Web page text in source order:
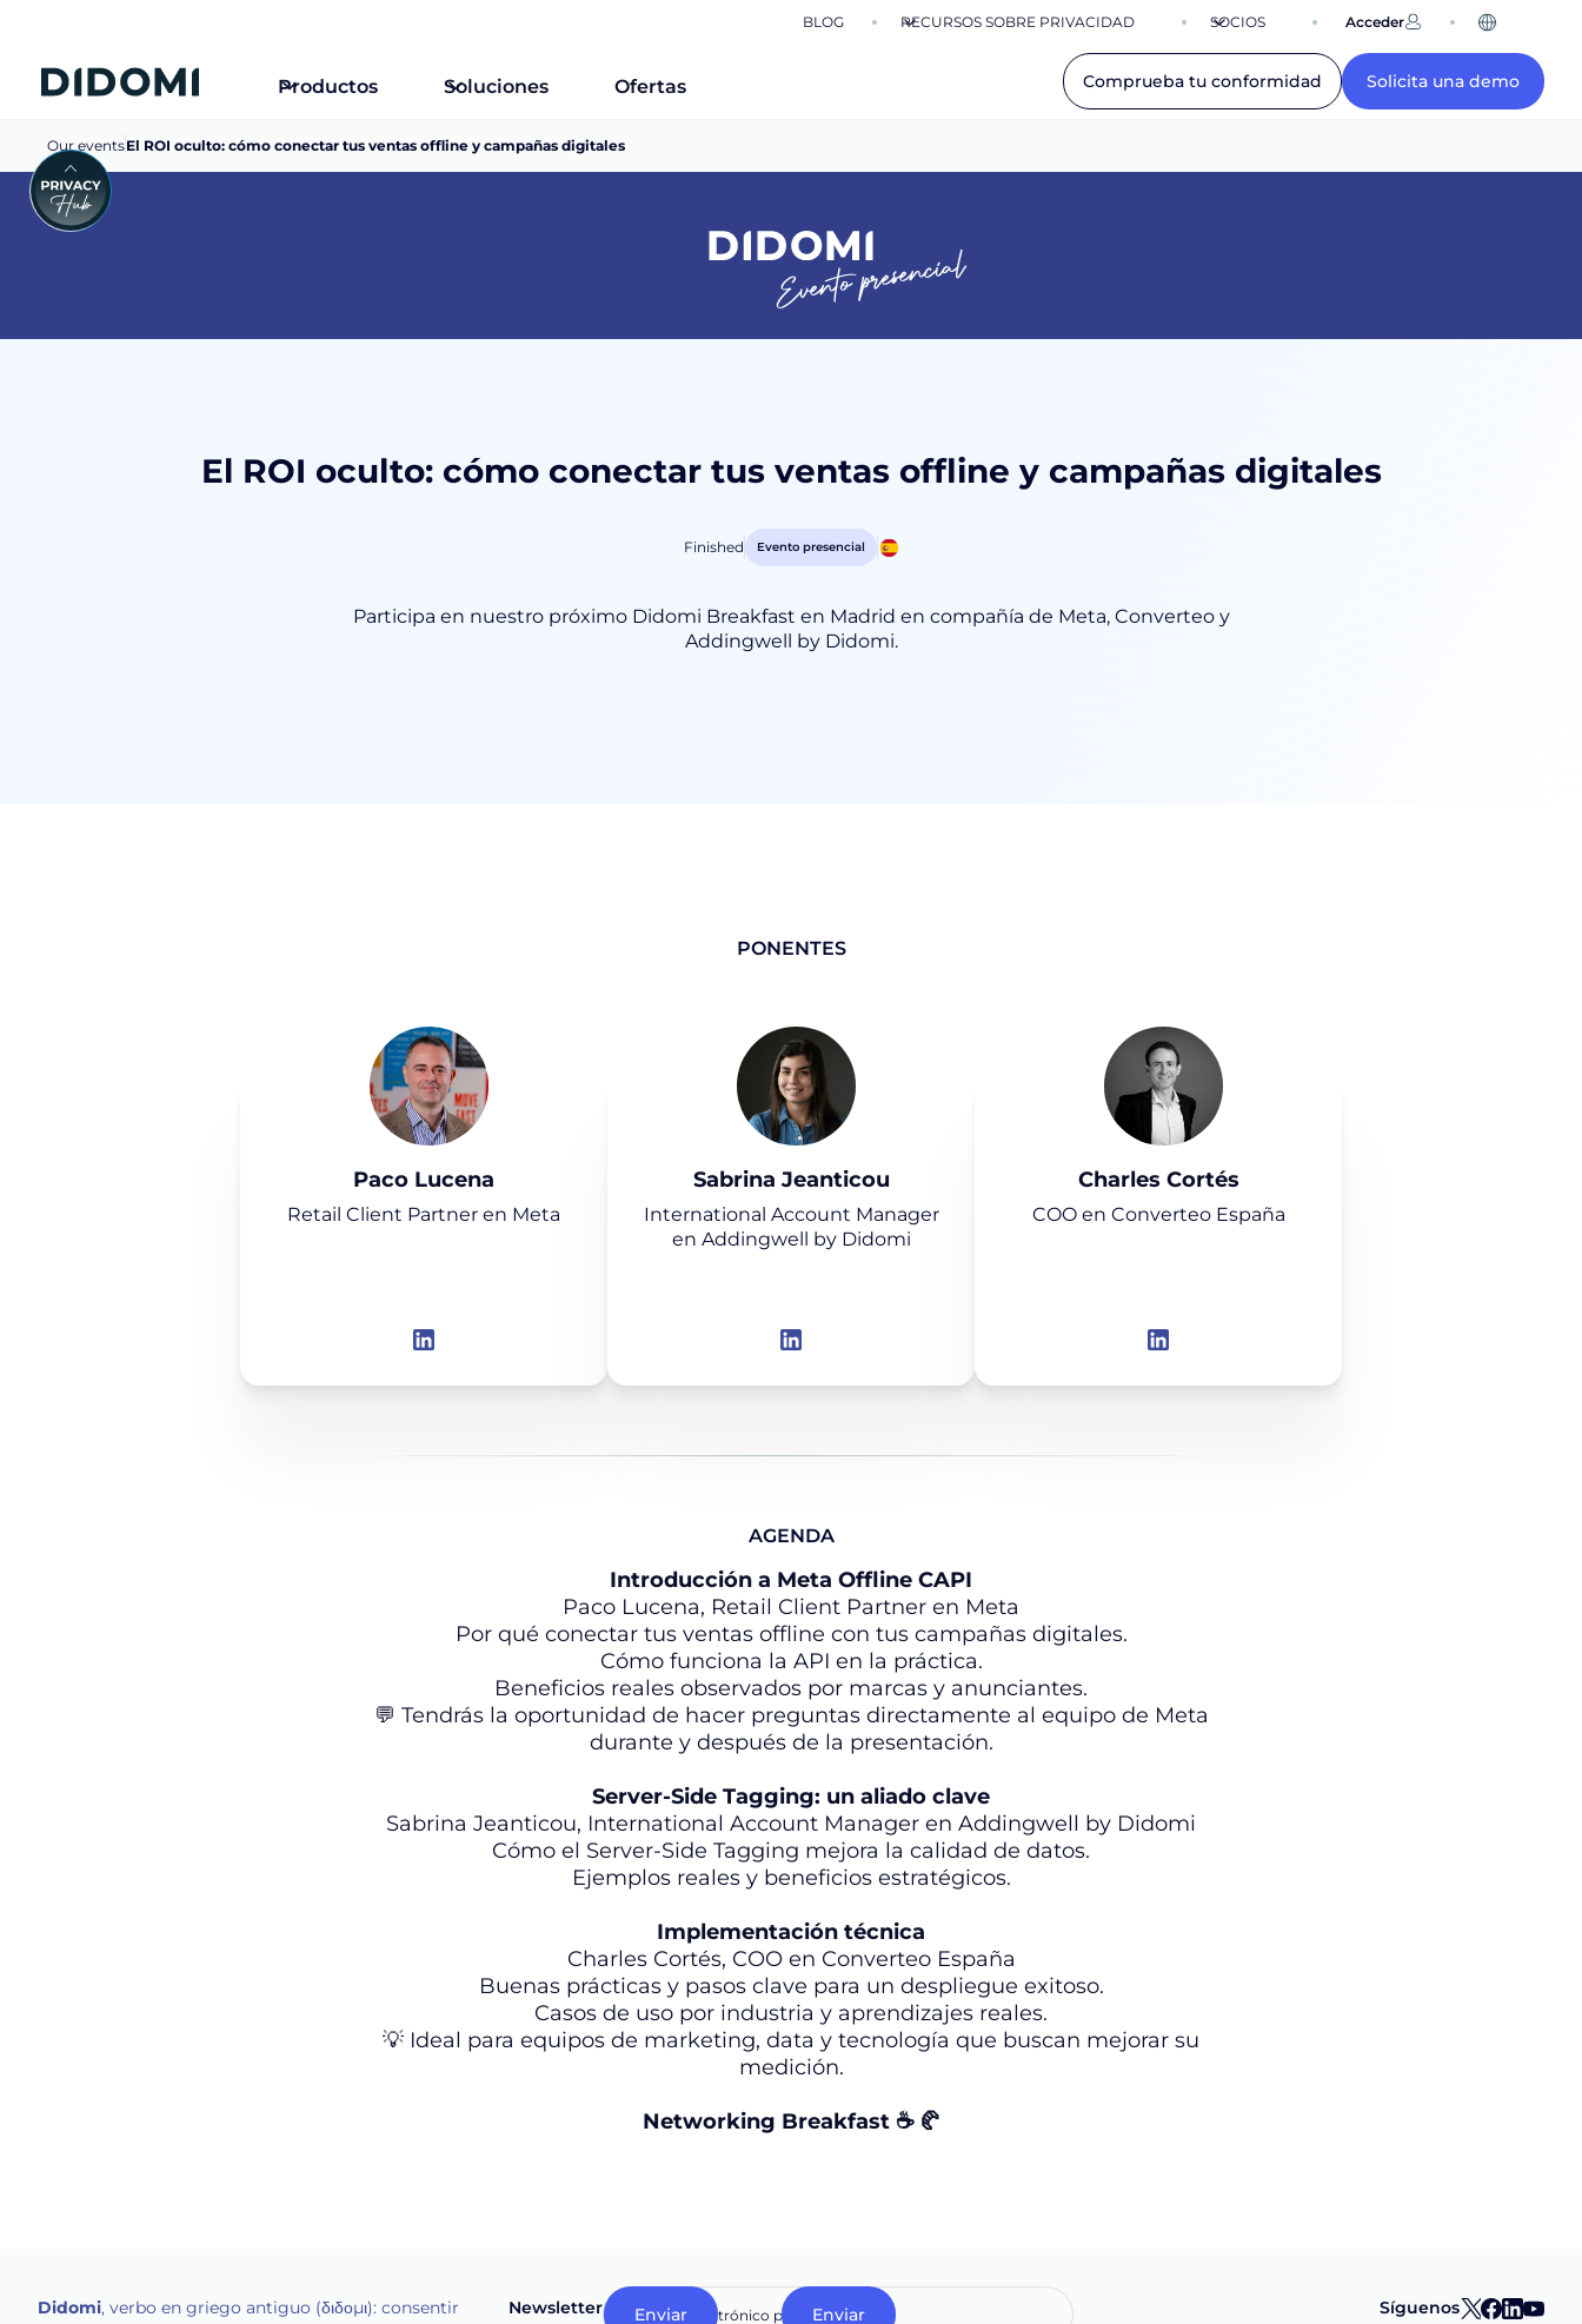
BLOG RECURSOS SOBRE PRIVACIDAD SOCIOS Acceder ES
Productos Soluciones Ofertas Comprueba tu conformidad Solicita una demo
Our eventsEl ROI oculto: cómo conectar tus ventas offline y campañas digitales
Evento presencial
El ROI oculto: cómo conectar tus ventas offline y campañas digitales
Finished Evento presencial
Participa en nuestro próximo Didomi Breakfast en Madrid en compañía de Meta, Converteo y
Addingwell by Didomi.
PONENTES
Paco Lucena
Retail Client Partner en Meta
Sabrina Jeanticou
International Account Manager
en Addingwell by Didomi
Charles Cortés
COO en Converteo España
AGENDA
Introducción a Meta Offline CAPI
Paco Lucena, Retail Client Partner en Meta
Por qué conectar tus ventas offline con tus campañas digitales.
Cómo funciona la API en la práctica.
Beneficios reales observados por marcas y anunciantes.
💬 Tendrás la oportunidad de hacer preguntas directamente al equipo de Meta
durante y después de la presentación.
Server-Side Tagging: un aliado clave
Sabrina Jeanticou, International Account Manager en Addingwell by Didomi
Cómo el Server-Side Tagging mejora la calidad de datos.
Ejemplos reales y beneficios estratégicos.
Implementación técnica
Charles Cortés, COO en Converteo España
Buenas prácticas y pasos clave para un despliegue exitoso.
Casos de uso por industria y aprendizajes reales.
💡 Ideal para equipos de marketing, data y tecnología que buscan mejorar su
medición.
Networking Breakfast ☕ 🥐
Didomi, verbo en griego antiguo (διδομι): consentir Newsletter Síguenos